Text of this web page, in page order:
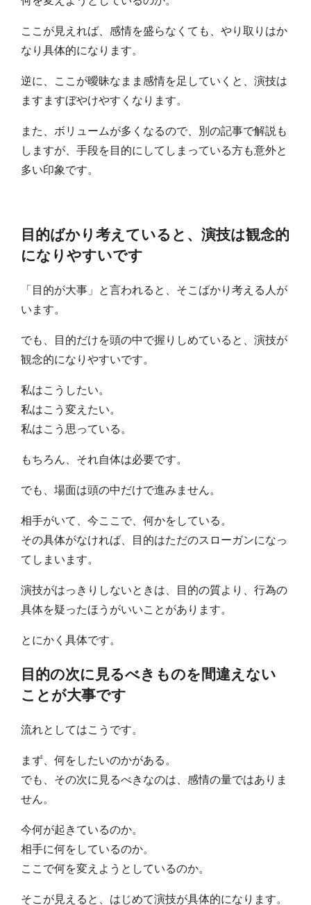
ここが見えれば、感情を盛らなくても、やり取りはか
なり具体的になります。
逆に、ここが曖昧なまま感情を足していくと、演技は
ますますぼやけやすくなります。
また、ボリュームが多くなるので、別の記事で解説も
しますが、手段を目的にしてしまっている方も意外と
多い印象です。
目的ばかり考えていると、演技は観念的
になりやすいです
「目的が大事」と言われると、そこばかり考える人が
います。
でも、目的だけを頭の中で握りしめていると、演技が
観念的になりやすいです。
私はこうしたい。
私はこう変えたい。
私はこう思っている。
もちろん、それ自体は必要です。
でも、場面は頭の中だけで進みません。
相手がいて、今ここで、何かをしている。
その具体がなければ、目的はただのスローガンになっ
てしまいます。
演技がはっきりしないときは、目的の質より、行為の
具体を疑ったほうがいいことがあります。
とにかく具体です。
目的の次に見るべきものを間違えない
ことが大事です
流れとしてはこうです。
まず、何をしたいのかがある。
でも、その次に見るべきなのは、感情の量ではありま
せん。
今何が起きているのか。
相手に何をしているのか。
ここで何を変えようとしているのか。
そこが見えると、はじめて演技が具体的になります。